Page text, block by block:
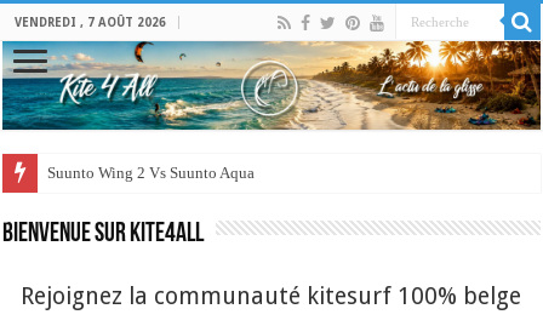
VENDREDI , 7 AOÛT 2026
Suunto Wing 2 Vs Suunto Aqua
Bienvenue sur Kite4all
Rejoignez la communauté kitesurf 100% belge